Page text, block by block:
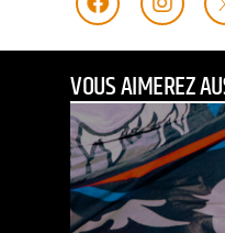
VOUS AIMEREZ